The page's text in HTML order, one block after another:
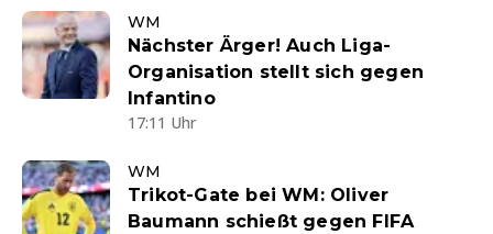
WM
Nächster Ärger! Auch Liga-
Organisation stellt sich gegen
Infantino
17:11 Uhr
WM
Trikot-Gate bei WM: Oliver
Baumann schießt gegen FIFA